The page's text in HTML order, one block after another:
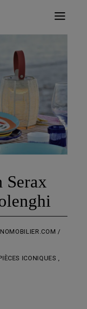
Serax
ICONIQUES ,